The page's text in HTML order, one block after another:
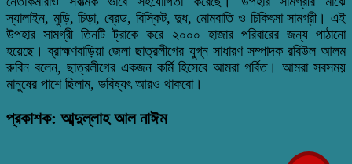
স্যালাইন, মুড়ি, চিড়া, ব্রেড, বিস্কিট, দুধ, মোমবাতি ও চিকিৎসা সামগ্রী। এই
উপহার সামগ্রী তিনটি ট্রাকে করে ২০০০ হাজার পরিবারের জন্য পাঠানো
হয়েছে। ব্রাহ্মণবাড়িয়া জেলা ছাত্রলীগের যুগ্ন সাধারণ সম্পাদক রবিউল আলম
রুবিন বলেন, ছাত্রলীগের একজন কর্মি হিসেবে আমরা গর্বিত। আমরা সবসময়
মানুষের পাশে ছিলাম, ভবিষ্যৎ আরও থাকবো।
প্রকাশক: আব্দুল্লাহ আল নাঈম